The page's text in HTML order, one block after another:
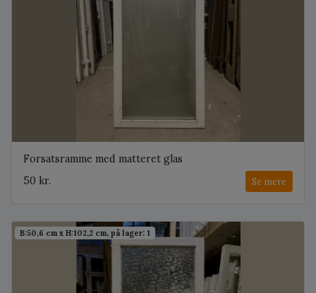
Forsatsramme med matteret glas
50 kr.
Se mere
B:50,6 cm x H:102,2 cm, på lager: 1